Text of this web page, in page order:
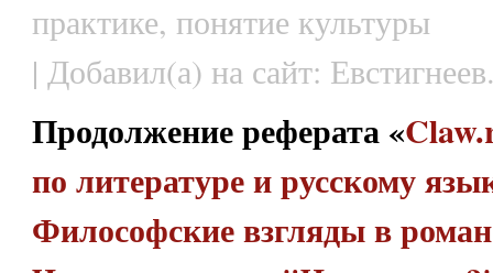
практике, понятие культуры
| Добавил(а) на сайт:
Продолжение реферата «
по литературе и русскому
Философские взгляды в